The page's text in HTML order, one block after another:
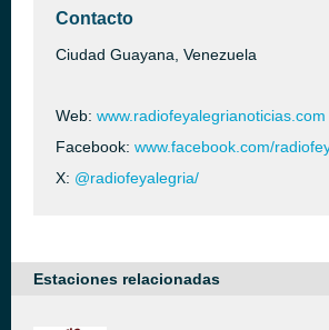
Contacto
Ciudad Guayana, Venezuela
Web: www.radiofeyalegrianoticias.com
Facebook: www.facebook.com/
X: @radiofeyalegria/
Estaciones relacionadas